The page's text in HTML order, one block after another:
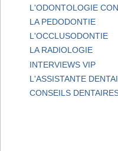
L'ODONTOLOGIE
LA PEDODONTIE
L'OCCLUSODONTIE
LA RADIOLOGIE
INTERVIEWS VIP
L'ASSISTANTE
CONSEILS